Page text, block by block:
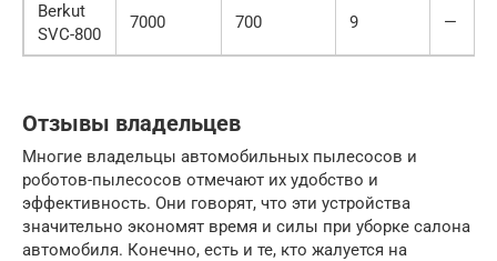
Berkut
SVC-800
7000 700 9 —
Отзывы владельцев
Многие владельцы автомобильных пылесосов и
роботов-пылесосов отмечают их удобство и
эффективность. Они говорят, что эти устройства
значительно экономят время и силы при уборке салона
автомобиля. Конечно, есть и те, кто жалуется на